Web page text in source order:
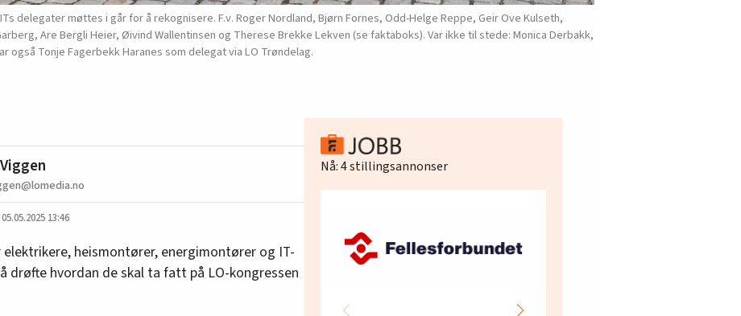
delegater møttes i går for å rekognisere. F.v. Roger Nordland, Bjørn Fornes, Odd-Helge Reppe, Geir Ove Kulseth,
Are Bergli Heier, Øivind Wallentinsen og Therese Brekke Lekven (se faktaboks). Var ikke til stede: Monica Derbakk,
også Tonje Fagerbekk Haranes som delegat via LO Trøndelag.
05.05.2025 13:46
heismontører, energimontører og IT-
drøfte hvordan de skal ta fatt på LO-kongressen
Nå:4stillingsannonser